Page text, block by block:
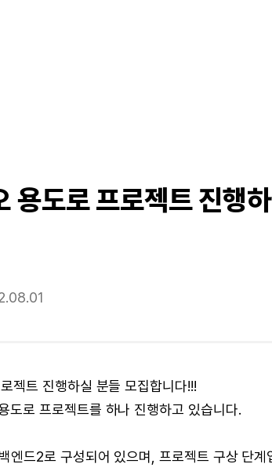
용도로 프로젝트 진행
젝트 진행하실 분들 모집합니다!!!
도로 프로젝트를 하나 진행하고 있습니다.
엔드2로 구성되어 있으며, 프로젝트 구상 단계